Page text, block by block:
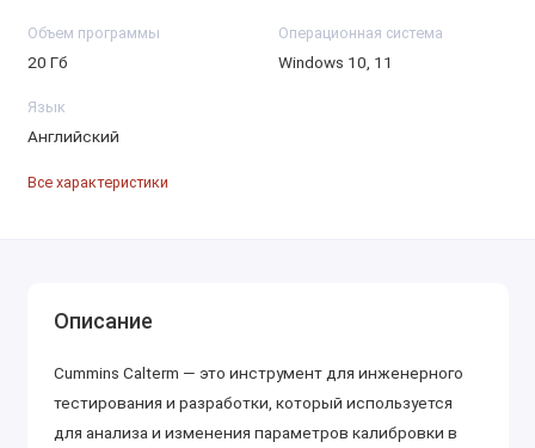
Объем программы
20 Гб
Операционная система
Windows 10, 11
Язык
Английский
Все характеристики
Описание
Cummins Calterm — это инструмент для инженерного
тестирования и разработки, который используется
для анализа и изменения параметров калибровки в